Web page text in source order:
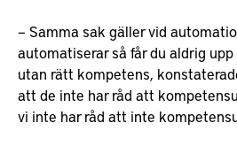
– Samma sak gäller vid
automatiserar så får du aldrig
utan rätt kompetens,
att de inte har råd att
vi inte har råd att inte